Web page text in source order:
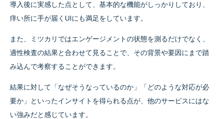
導入後に実感した点として、基本的な機能がしっかりしており、
痒い所に手が届くUIにも満足をしています。
また、ミツカリではエンゲージメントの状態を測るだけでなく、
適性検査の結果と合わせて見ることで、その背景や要因にまで踏
み込んで考察することができます。
結果に対して「なぜそうなっているのか」「どのような対応が必
要か」といったインサイトを得られる点が、他のサービスにはな
い強みだと感じています。